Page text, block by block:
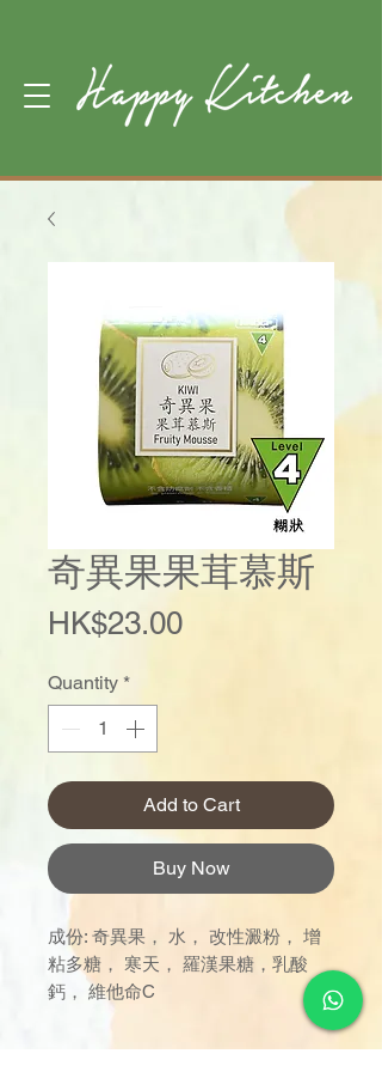
奇異果果茸慕斯
HK$23.00Price
Quantity *
Add to Cart
Buy Now
成份: 奇異果， 水， 改性澱粉， 增
粘多糖， 寒天， 羅漢果糖，乳酸
鈣， 維他命C